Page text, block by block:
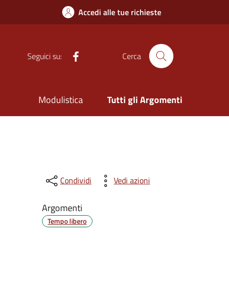
Accedi alle tue richieste
Seguici su: Cerca
Modulistica Tutti gli Argomenti
Condividi Vedi azioni
Argomenti
Tempo libero